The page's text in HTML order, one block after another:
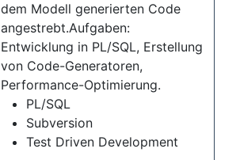
dem Modell generierten Code
angestrebt.Aufgaben:
Entwicklung in PL/SQL, Erstellung
von Code-Generatoren,
Performance-Optimierung.
PL/SQL
Subversion
Test Driven Development